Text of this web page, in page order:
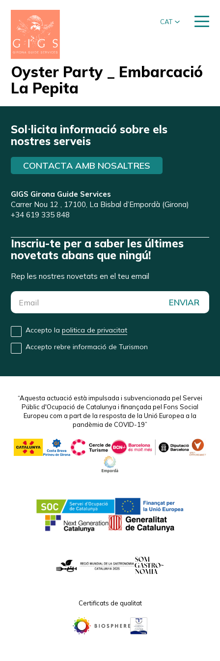
CAT
Oyster Party _ Embarcació
La Pepita
Sol·licita informació sobre els
nostres serveis
CONTACTA AMB NOSALTRES
GIGS Girona Guide Services
Carrer Nou 12 , 17100, La Bisbal d’Empordà (Girona)
+34 619 335 848
Inscriu-te per a saber les últimes
novetats abans que ningú!
Rep les nostres novetats en el teu email
ENVIAR
Accepto lapolitica de privacitat
Accepto rebre informació de Turismon
“Aquesta actuació està impulsada i subvencionada pel Servei
Públic d'Ocupació de Catalunya i finançada pel Fons Social
Europeu com a part de la resposta de la Unió Europea a la
pandèmia de COVID-19”
Certificats de qualitat